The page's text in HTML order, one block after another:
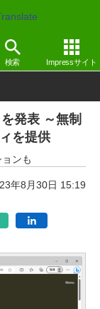
検索 Impressサイト
発表 ～無制
を提供
ンも
年8月30日 15:19